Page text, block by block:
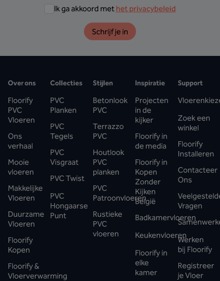
Ik ga akkoord met het privacybeleid
Schrijf je in
Over ons
Floorify
PVC
Vloeren
Ons
verhaal
Mooie
vloeren
Makkelijke
Vloeren
Duurzame
Vloeren
Floorify
Kopen
Floorify &
Vloerverwarming
Collecties
PVC
Planken
PVC
Tegels
PVC
Visgraat
PVC Twist
PVC
Hongaarse
Punt
Stijlen
Betonlook
PVC
Terrazzo
PVC
Houtlook
PVC
planken
PVC
Patroonvloeren
Rustieke
PVC
vloeren
Inspiratie
Projecten
in de
kijker
Floorify in
de media
Floorify in
Kopen
Zonder
Kijken
België
Badkamervloeren
Keukenvloeren
Floorify in
elke
kamer
Support
Zoek een
winkel
Floorify
Installeren
Contacteer
Ons
Vragen
Werken
bij Floorify
Registreer
je Vloer